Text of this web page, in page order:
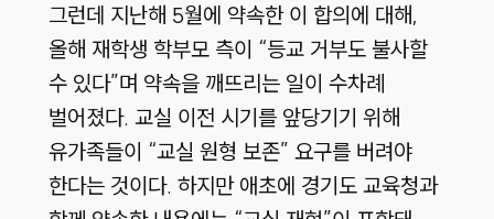
그런데 지난해 5월에 약속한 이 합의에 대해,
올해 재학생 학부모 측이 “등교 거부도 불사할
수 있다”며 약속을 깨뜨리는 일이 수차례
벌어졌다. 교실 이전 시기를 앞당기기 위해
유가족들이 “교실 원형 보존” 요구를 버려야
한다는 것이다. 하지만 애초에 경기도 교육청과